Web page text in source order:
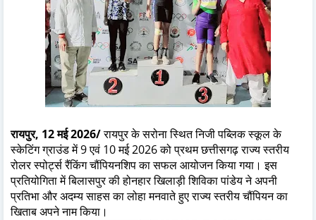
रायपुर, 12 मई 2026/रायपुर के सरोना स्थित निजी पब्लिक स्कूल के
स्केटिंग ग्राउंड में 9 एवं 10 मई 2026 को प्रथम छत्तीसगढ़ राज्य स्तरीय
रोलर स्पोर्ट्स रैंकिंग चौंपियनशिप का सफल आयोजन किया गया। इस
प्रतियोगिता में बिलासपुर की होनहार खिलाड़ी शिविका पांडेय ने अपनी
प्रतिभा और अदम्य साहस का लोहा मनवाते हुए राज्य स्तरीय चौंपियन का
खिताब अपने नाम किया।